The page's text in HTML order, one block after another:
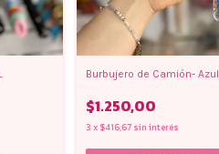
Burbujero de Camión- Azul
$1.250,00
3 x $416,67 sin interés